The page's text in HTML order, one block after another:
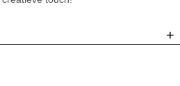
+